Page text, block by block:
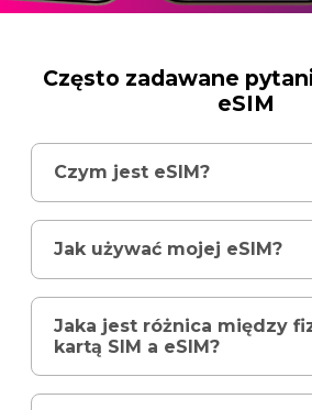
Często zadawane
eSIM
Czym jest eSIM?
Jak używać mojej eSIM?
Jaka jest różnica między
kartą SIM a eSIM?